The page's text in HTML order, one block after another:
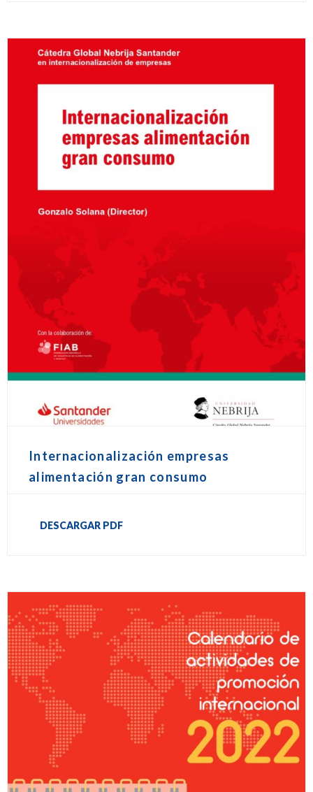
Internacionalización empresas
alimentación gran consumo
DESCARGAR PDF